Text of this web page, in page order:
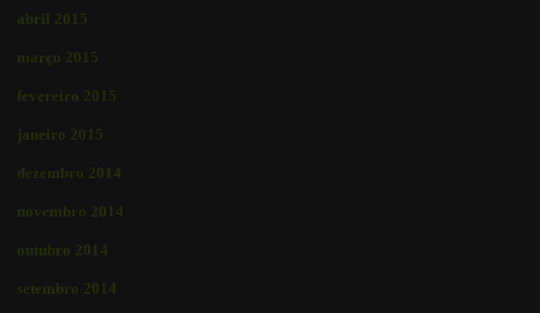
abril 2015
março 2015
fevereiro 2015
janeiro 2015
dezembro 2014
novembro 2014
outubro 2014
setembro 2014